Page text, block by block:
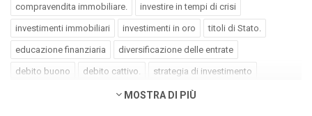
compravendita immobiliare. investire in tempi di crisi
investimenti immobiliari investimenti in oro titoli di Stato.
educazione finanziaria diversificazione delle entrate
debito buono debito cattivo. strategia di investimento
errori dell'investitore
MOSTRA DI PIÙ